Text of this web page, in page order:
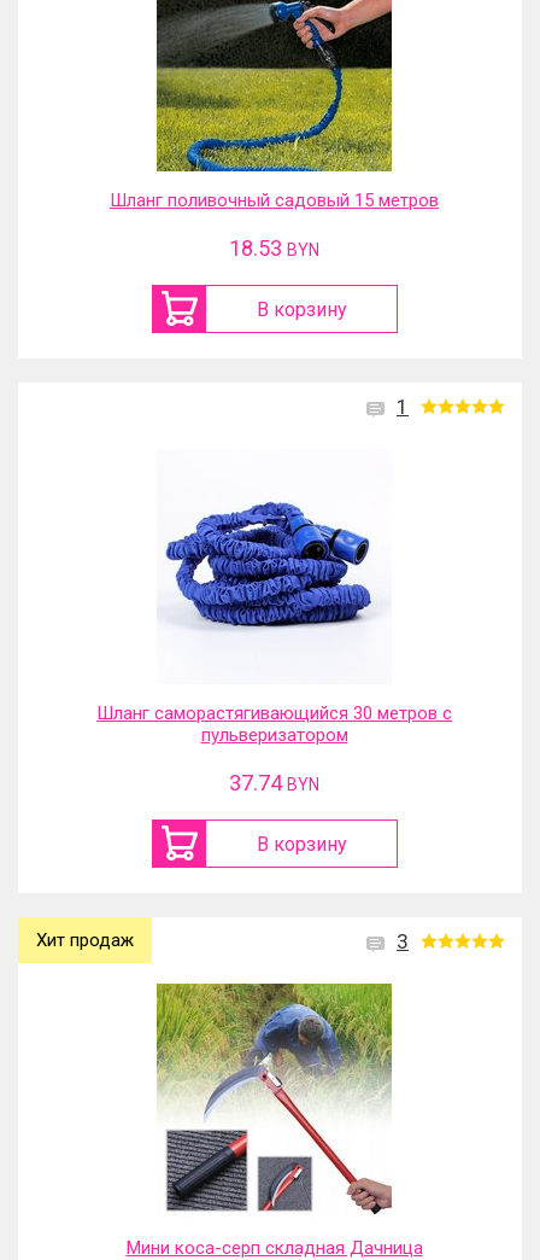
Шланг поливочный садовый 15 метров
18.53 BYN
В корзину
1
Шланг саморастягивающийся 30 метров с
пульверизатором
37.74 BYN
В корзину
3
Хит продаж
Мини коса-серп складная Дачница